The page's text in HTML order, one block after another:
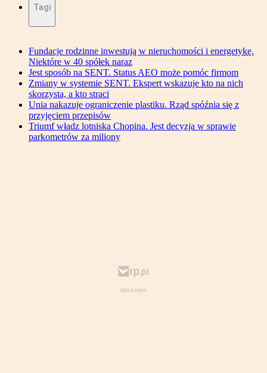
Tagi
Fundacje rodzinne inwestują w nieruchomości i energetykę.
Niektóre w 40 spółek naraz
Jest sposób na SENT. Status AEO może pomóc firmom
Zmiany w systemie SENT. Ekspert wskazuje kto na nich
skorzysta, a kto straci
Unia nakazuje ograniczenie plastiku. Rząd spóźnia się z
przyjęciem przepisów
Triumf władz lotniska Chopina. Jest decyzja w sprawie
parkometrów za miliony